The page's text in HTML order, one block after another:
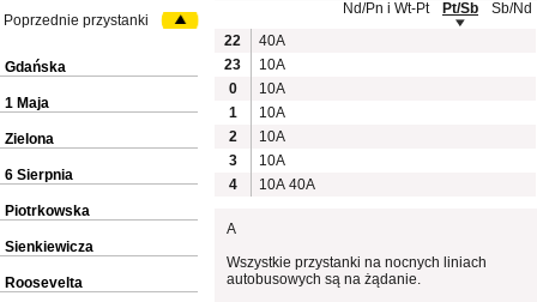
Nd/Pn i Wt-Pt
Pt/Sb
Sb/Nd
22
40A
23
10A
0
10A
1
10A
2
10A
3
10A
4
10A 40A
A
Wszystkie przystanki na nocnych liniach
autobusowych są na żądanie.
Poprzednie przystanki
Gdańska
1 Maja
Zielona
6 Sierpnia
Piotrkowska
Sienkiewicza
Roosevelta